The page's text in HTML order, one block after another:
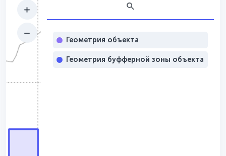
Геометрия объекта
Геометрия буфферной зоны объекта